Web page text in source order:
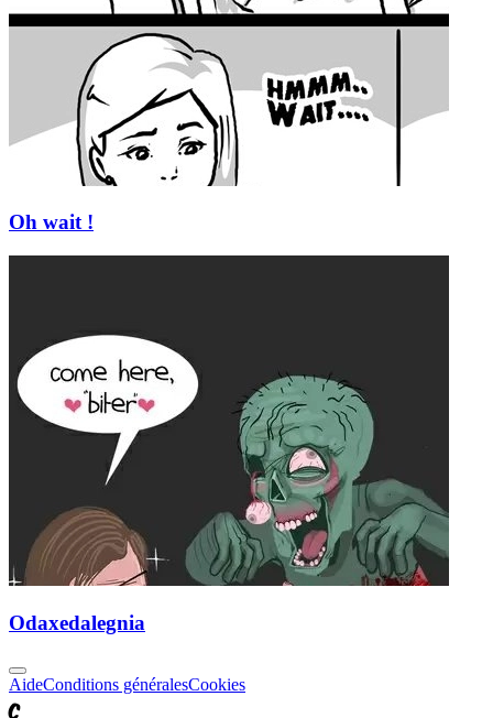
Oh wait !
Odaxedalegnia
AideConditions généralesCookies
C